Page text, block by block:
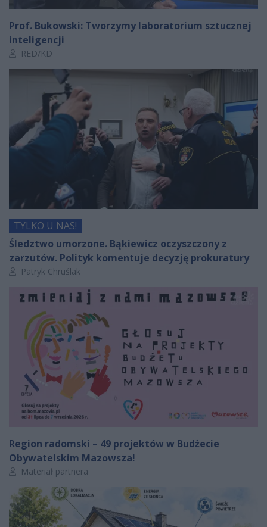
Prof. Bukowski: Tworzymy laboratorium sztucznej
inteligencji
Autor artykułu:
RED/KD
TYLKO U NAS!
Śledztwo umorzone. Bąkiewicz oczyszczony z
zarzutów. Polityk komentuje decyzję prokuratury
Autor artykułu:
Patryk Chruślak
Region radomski – 49 projektów w Budżecie
Obywatelskim Mazowsza!
Autor artykułu:
Materiał partnera